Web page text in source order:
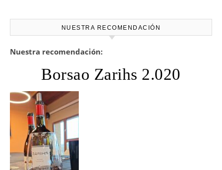
NUESTRA RECOMENDACIÓN
Nuestra recomendación:
Borsao Zarihs 2.020